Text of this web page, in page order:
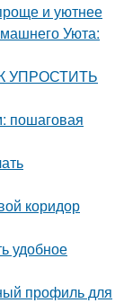
и уютнее
Уюта:
УПРОСТИТЬ
пошаговая
коридор
удобное
профиль для